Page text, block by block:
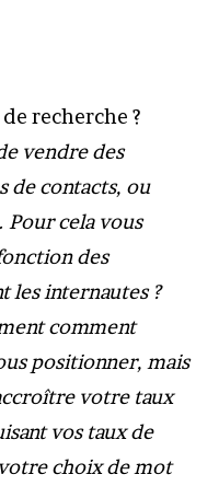
recherche ?
vendre des
de contacts, ou
cela vous
des
les internautes ?
comment
positionner, mais
votre taux
vos taux de
choix de mot